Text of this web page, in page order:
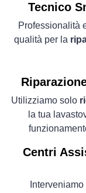
Tecnico
Professionalità
qualità per la
Utilizziamo solo
la tua
Centri